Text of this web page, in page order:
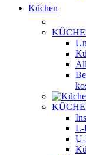
Küchen
L-